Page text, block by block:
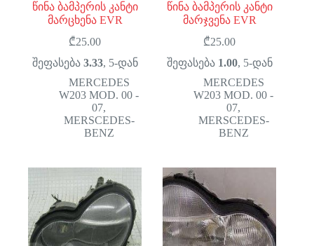
წინა ბამპერის კანტი
მარცხენა EVR
₾25.00
შეფასება 3.33, 5-დან
MERCEDES
W203 MOD. 00 -
07,
MERSCEDES-
BENZ
წინა ბამპერის კანტი
მარჯვენა EVR
₾25.00
შეფასება 1.00, 5-დან
MERCEDES
W203 MOD. 00 -
07,
MERSCEDES-
BENZ